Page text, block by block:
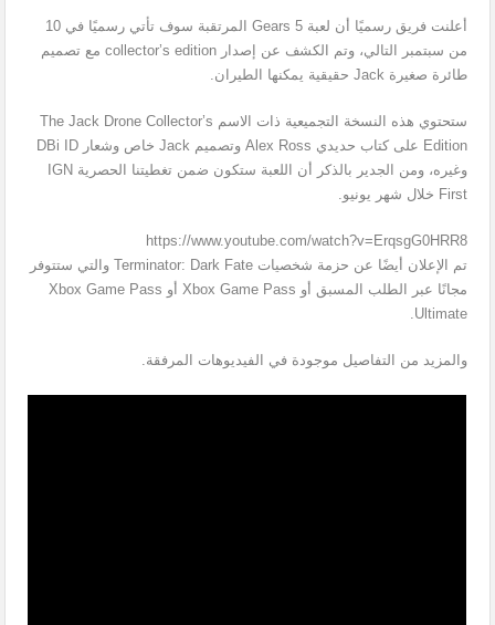
أعلنت فريق رسميًا أن لعبة Gears 5 المرتقبة سوف تأتي رسميًا في 10
من سبتمبر التالي، وتم الكشف عن إصدار collector’s edition مع تصميم
طائرة صغيرة Jack حقيقية يمكنها الطيران.
ستحتوي هذه النسخة التجميعية ذات الاسم The Jack Drone Collector’s
Edition على كتاب حديدي Alex Ross وتصميم Jack خاص وشعار DBi ID
وغيره، ومن الجدير بالذكر أن اللعبة ستكون ضمن تغطيتنا الحصرية IGN
First خلال شهر يونيو.
https://www.youtube.com/watch?v=ErqsgG0HRR8
تم الإعلان أيضًا عن حزمة شخصيات Terminator: Dark Fate والتي ستتوفر
مجانًا عبر الطلب المسبق أو Xbox Game Pass أو Xbox Game Pass
Ultimate.
والمزيد من التفاصيل موجودة في الفيديوهات المرفقة.